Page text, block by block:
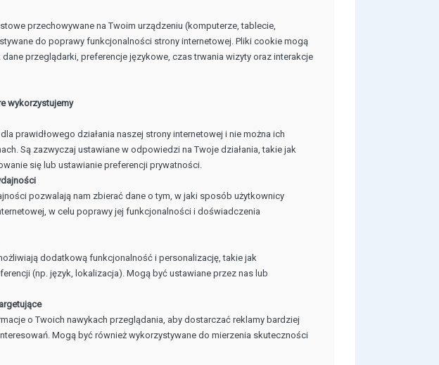
przechowywane na Twoim urządzeniu (komputerze, tablecie,
do poprawy funkcjonalności strony internetowej. Pliki cookie mogą
przeglądarki, preferencje językowe, czas trwania wizyty oraz interakcje
wykorzystujemy
prawidłowego działania naszej strony internetowej i nie można ich
Są zazwyczaj ustawiane w odpowiedzi na Twoje działania, takie jak
się lub ustawianie preferencji prywatności.
pozwalają nam zbierać dane o tym, w jaki sposób użytkownicy
w celu poprawy jej funkcjonalności i doświadczenia
dodatkową funkcjonalność i personalizację, takie jak
(np. język, lokalizacja). Mogą być ustawiane przez nas lub
o Twoich nawykach przeglądania, aby dostarczać reklamy bardziej
Mogą być również wykorzystywane do mierzenia skuteczności